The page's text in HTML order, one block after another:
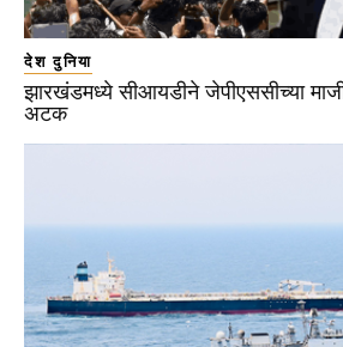
देश दुनिया
झारखंडमध्ये सीआयडीने जेपीएससीच्या
अटक